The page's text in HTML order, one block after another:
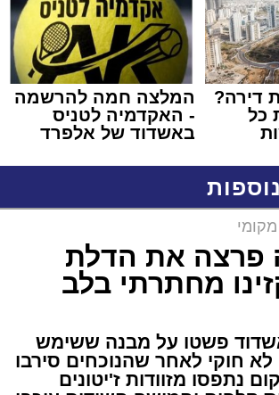
דירה?
כל
המלצה חמה להרשמה
- האקדמיה לטניס
באשדוד של אלפרד
מקומי
פרצה את הדלת
מחתרתי בלב
פשטו על מבנה ששימש
לא חוקי לאחר שהנוכחים סירבו
נתפסו מזוודות ז'יטונים